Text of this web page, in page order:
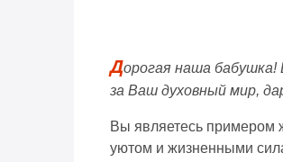
Дорогая наша бабушка!
за Ваш духовный мир,
Вы являетесь примером
уютом и жизненными